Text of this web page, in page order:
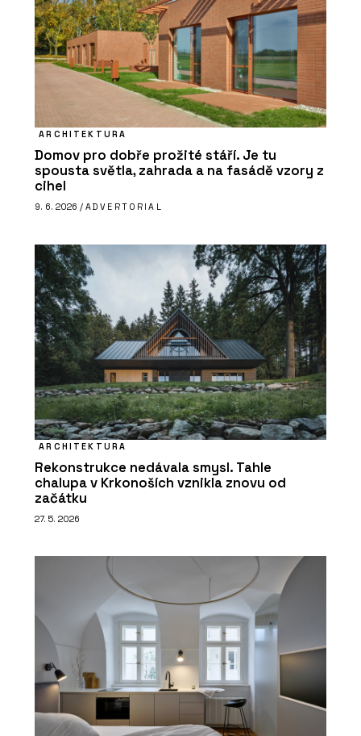
ARCHITEKTURA
Domov pro dobře prožité stáří. Je tu
spousta světla, zahrada a na fasádě vzory z
cihel
9. 6. 2026 / ADVERTORIAL
ARCHITEKTURA
Rekonstrukce nedávala smysl. Tahle
chalupa v Krkonoších vznikla znovu od
začátku
27. 5. 2026